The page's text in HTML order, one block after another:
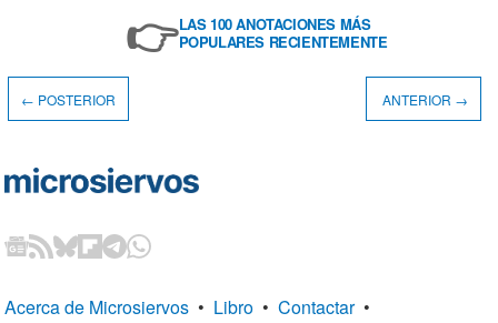
👉LAS 100 ANOTACIONES MÁS
POPULARES RECIENTEMENTE
← POSTERIOR ANTERIOR →
Acerca de Microsiervos • Libro • Contactar •